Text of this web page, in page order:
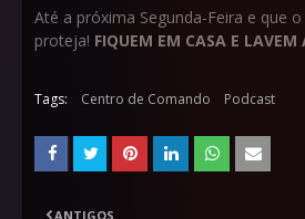
Até a próxima Segunda-Feira e que
proteja! FIQUEM EM CASA E LAVEM
Tags: Centro de Comando Podcast
ANTIGOS